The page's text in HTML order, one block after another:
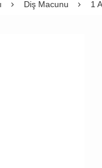
Diş Macunu 1